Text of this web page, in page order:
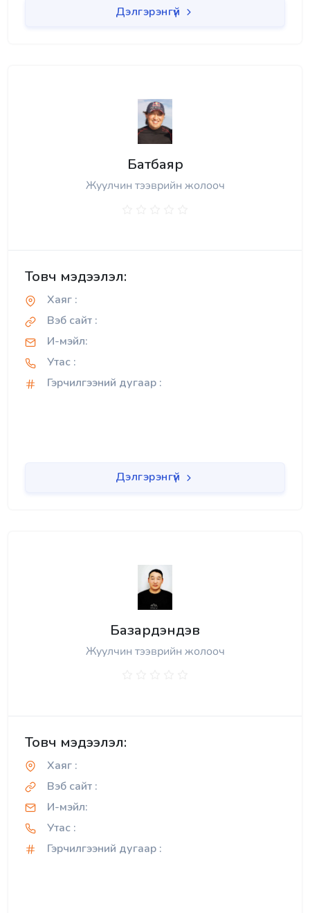
Дэлгэрэнгүй
Батбаяр
Жуулчин тээврийн жолооч
Товч мэдээлэл:
Хаяг :
Вэб сайт :
И-мэйл:
Утас :
Гэрчилгээний дугаар :
Дэлгэрэнгүй
Базардэндэв
Жуулчин тээврийн жолооч
Товч мэдээлэл:
Хаяг :
Вэб сайт :
И-мэйл:
Утас :
Гэрчилгээний дугаар :